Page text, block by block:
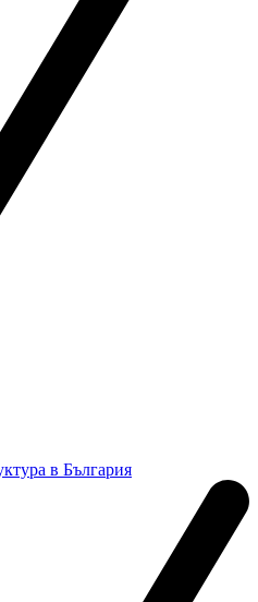
в България